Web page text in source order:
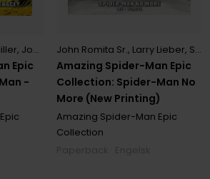
Epic
-
, John Romita Jr.
Amazing Spider-Man Epic
Collection: Spider-Man No
More (New Printing)
John Romita Sr., Larry Lieber, Stan Lee
Amazing Spider-Man Epic
Collection